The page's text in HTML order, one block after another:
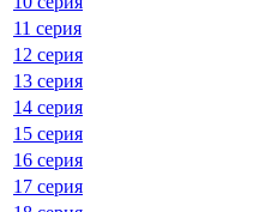
11 серия
12 серия
13 серия
14 серия
15 серия
16 серия
17 серия